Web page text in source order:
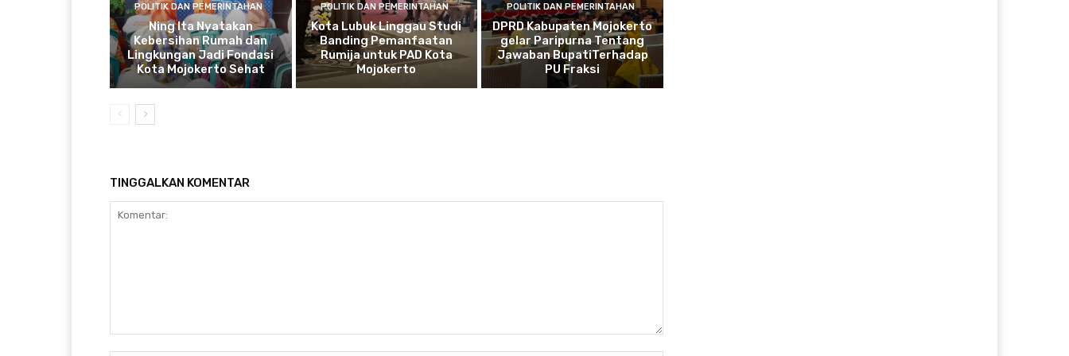
POLITIK DAN PEMERINTAHAN
Ning Ita Nyatakan
Kebersihan Rumah dan
Lingkungan Jadi Fondasi
Kota Mojokerto Sehat
POLITIK DAN PEMERINTAHAN
Kota Lubuk Linggau Studi
Banding Pemanfaatan
Rumija untuk PAD Kota
Mojokerto
POLITIK DAN PEMERINTAHAN
DPRD Kabupaten Mojokerto
gelar Paripurna Tentang
Jawaban BupatiTerhadap
PU Fraksi
TINGGALKAN KOMENTAR